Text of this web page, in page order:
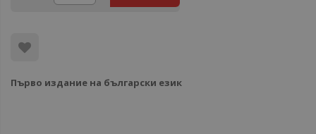
Първо издание на български език